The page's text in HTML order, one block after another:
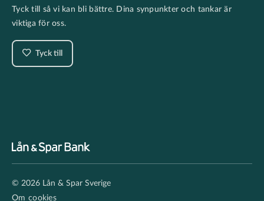
Tyck till så vi kan bli bättre. Dina synpunkter och tankar är
viktiga för oss.
Tyck till
secondary
© 2026 Lån & Spar Sverige
Om cookies